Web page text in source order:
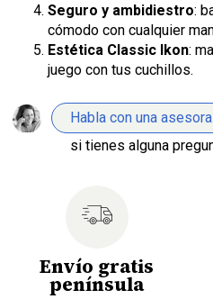
Seguro y ambidiestro:
cómodo con cualquier
Estética Classic Ikon:
juego con tus cuchillos.
Habla con una asesora
si tienes alguna
Envío gratis
península